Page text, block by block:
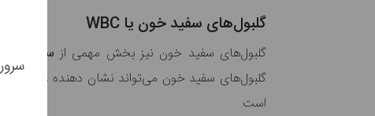
گلبول‌های سفید خون یا WBC
گلبول‌های سفید خون نیز بخش مهمی از سیستم
گلبول‌های سفید خون می‌تواند نشان دهنده عفونت،
است.